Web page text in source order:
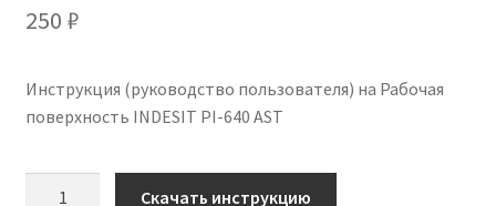
250 ₽
Инструкция (руководство пользователя) на Рабочая
поверхность INDESIT PI-640 AST
Скачать инструкцию